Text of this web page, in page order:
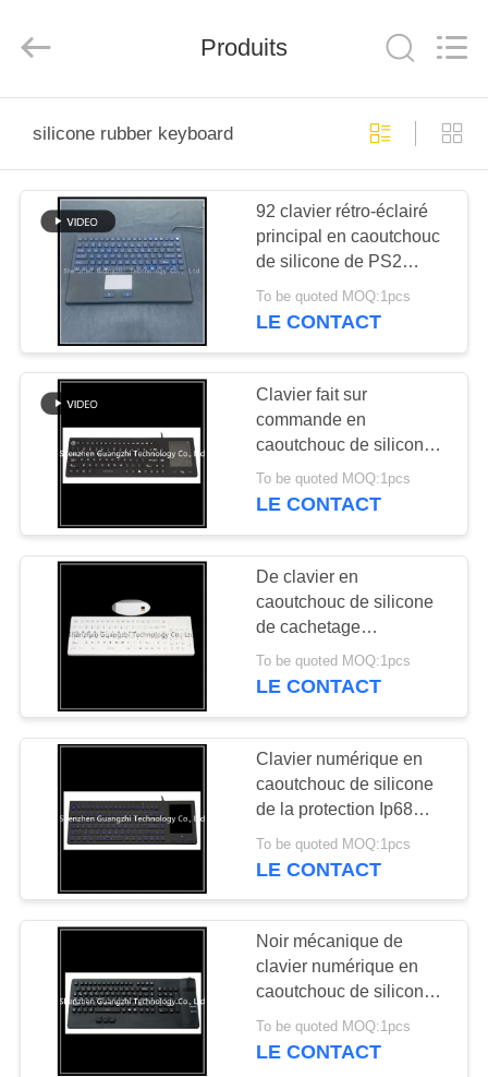
PRODUITS
SUJET
NOUS
VISITE
D'USINE
CONTRÔLE
DE
QUALITÉ
NOUS
UNE
CITATION
PLAN
SITE
Rights
Produits
silicone rubber keyboard
92 clavier rétro-éclairé
principal en caoutchouc
de silicone de PS2
USB1.1
To be quoted MOQ:1pcs
LE CONTACT
Clavier fait sur
commande en
caoutchouc de silicone
d'impression,
approbations
To be quoted MOQ:1pcs
LE CONTACT
De clavier en
caoutchouc de silicone
de cachetage
approbations
dynamiques de la CE de
To be quoted MOQ:1pcs
LE CONTACT
Clavier numérique en
caoutchouc de silicone
de la protection Ip68
avec le Touchpad
éclairé à contre-jour
To be quoted MOQ:1pcs
LE CONTACT
Noir mécanique de
clavier numérique en
caoutchouc de silicone
pour l'équipement
industriel lavable
To be quoted MOQ:1pcs
LE CONTACT